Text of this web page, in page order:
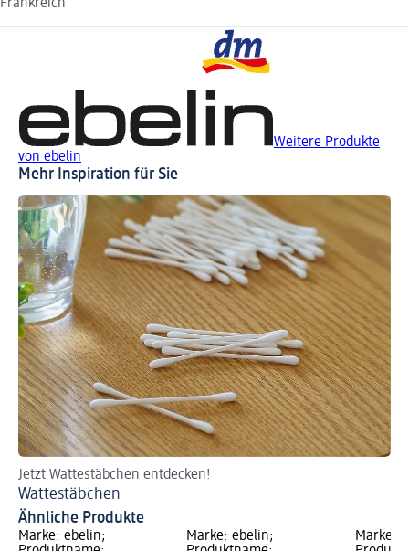
Frankreich
Weitere Produkte
von ebelin
Mehr Inspiration für Sie
Jetzt Wattestäbchen entdecken!
Wattestäbchen
Ähnliche Produkte
Marke: ebelin;
Marke: ebelin;
Marke: